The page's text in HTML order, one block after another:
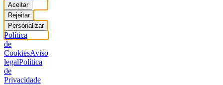
Aceitar
Rejeitar
Personalizar
Política
de
CookiesAviso
legalPolítica
de
Privacidade